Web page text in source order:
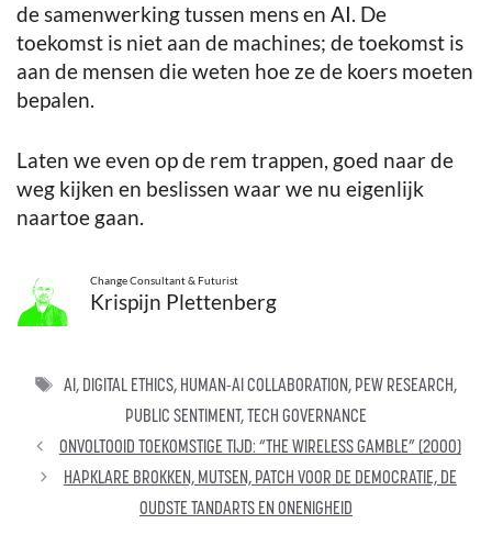
de samenwerking tussen mens en AI. De
toekomst is niet aan de machines; de toekomst is
aan de mensen die weten hoe ze de koers moeten
bepalen.
Laten we even op de rem trappen, goed naar de
weg kijken en beslissen waar we nu eigenlijk
naartoe gaan.
Change Consultant & Futurist
Krispijn Plettenberg
TAGS
AI , DIGITAL ETHICS, HUMAN-AI COLLABORATION, PEW RESEARCH,
PUBLIC SENTIMENT ,
TECH GOVERNANCE
ONVOLTOOID TOEKOMSTIGE TIJD: “THE WIRELESS GAMBLE” (2000)
HAPKLARE BROKKEN, MUTSEN, PATCH VOOR DE DEMOCRATIE, DE
OUDSTE TANDARTS EN ONENIGHEID